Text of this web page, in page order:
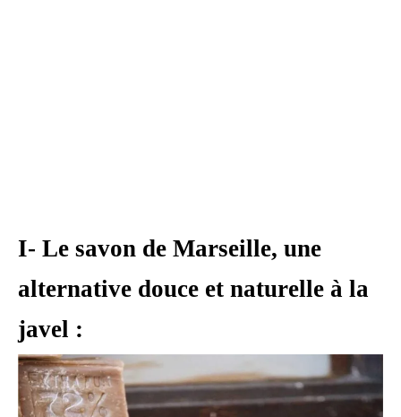
I- Le savon de Marseille, une
alternative douce et naturelle à la
javel :